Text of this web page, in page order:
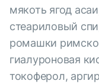
мякоть ягод
стеариловый
ромашки
гиалуроновая
токоферол,